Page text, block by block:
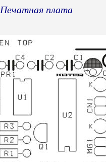
Печатная плата